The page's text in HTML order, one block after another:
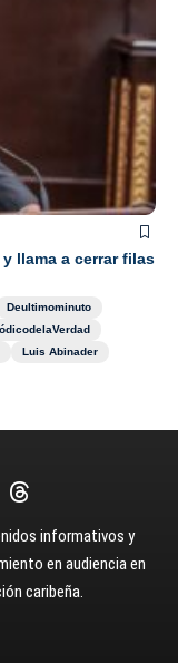
llama a cerrar filas
Deultimominuto
Luis Abinader
informativos y
en audiencia en
caribeña.